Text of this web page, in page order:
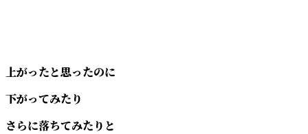
上がったと思ったのに
下がってみたり
さらに落ちてみたりと